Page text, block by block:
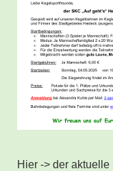
Hier -> der aktuelle